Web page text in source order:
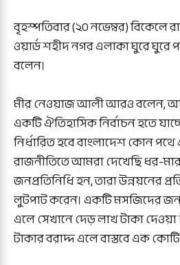
বৃহস্পতিবার (২০ নভেম্বর) বিকেলে
ওয়ার্ড শহীদ নগর এলাকা ঘুরে
বলেন।
মীর নেওয়াজ আলী আরও বলেন,
একটি ঐতিহাসিক নির্বাচন হতে
নির্ধারিত হবে বাংলাদেশ কোন
রাজনীতিতে আমরা দেখেছি ধর-
জনপ্রতিনিধি হন, তারা উন্নয়নের
লুটপাট করেন। একটি মসজিদের
এলে সেখানে দেড় লাখ টাকা দেওয়া
টাকার বরাদ্দ এলে বাস্তবে এক